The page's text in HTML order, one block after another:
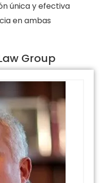
única y efectiva
en ambas
Group